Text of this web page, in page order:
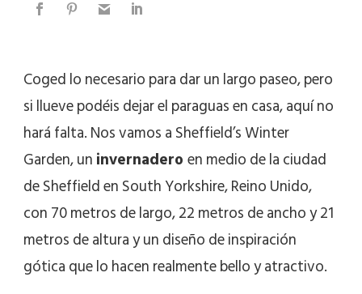
Coged lo necesario para dar un largo paseo, pero
si llueve podéis dejar el paraguas en casa, aquí no
hará falta. Nos vamos aSheffield’s Winter
Garden, uninvernaderoen medio de la ciudad
de Sheffield en South Yorkshire, Reino Unido,
con 70 metros de largo, 22 metros de ancho y 21
metros de altura y un diseño de inspiración
gótica que lo hacen realmente bello y atractivo.